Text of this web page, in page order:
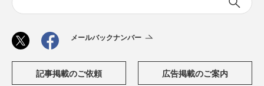
メールバックナンバー
記事掲載のご依頼 広告掲載のご案内